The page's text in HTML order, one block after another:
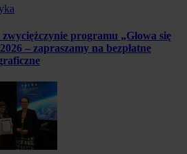
programu „Głowa się
– zapraszamy na bezpłatne